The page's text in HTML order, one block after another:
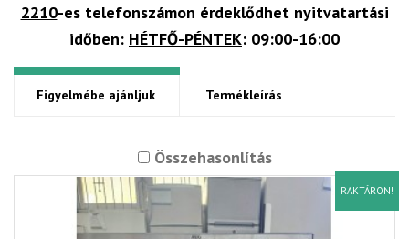
2210-es telefonszámon érdeklődhet nyitvatartási
időben: HÉTFŐ-PÉNTEK: 09:00-16:00
Figyelmébe ajánljuk Termékleírás
Összehasonlítás
RAKTÁRON!